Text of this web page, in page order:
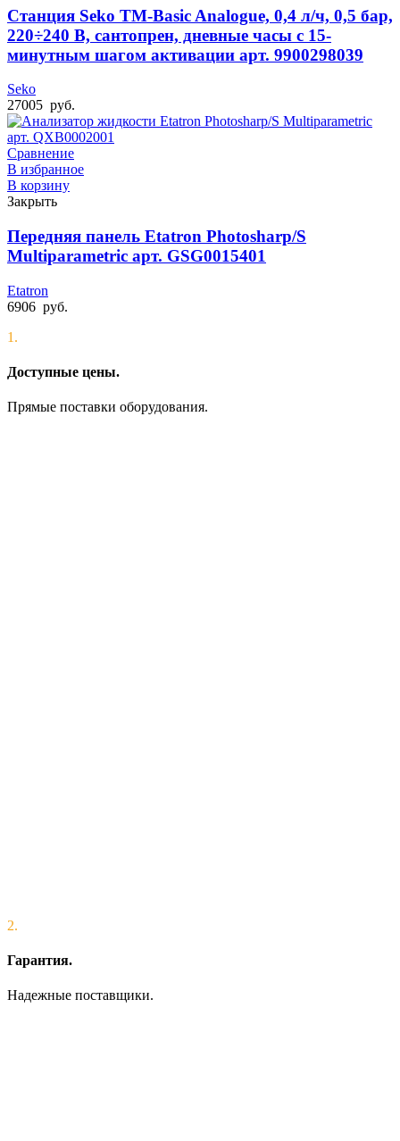
Станция Seko TM-Basic Analogue, 0,4 л/ч, 0,5 бар,
220÷240 В, сантопрен, дневные часы с 15-
минутным шагом активации арт. 9900298039
Seko
27005 руб.
Сравнение
В избранное
В корзину
Закрыть
Передняя панель Etatron Photosharp/S
Multiparametric арт. GSG0015401
Etatron
6906 руб.
1.
Доступные цены.
Прямые поставки оборудования.
2.
Гарантия.
Надежные поставщики.